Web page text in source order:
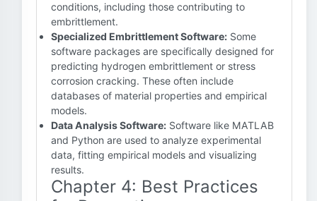
conditions, including those contributing to
embrittlement.
Specialized Embrittlement Software: Some
software packages are specifically designed for
predicting hydrogen embrittlement or stress
corrosion cracking. These often include
databases of material properties and empirical
models.
Data Analysis Software: Software like MATLAB
and Python are used to analyze experimental
data, fitting empirical models and visualizing
results.
Chapter 4: Best Practices